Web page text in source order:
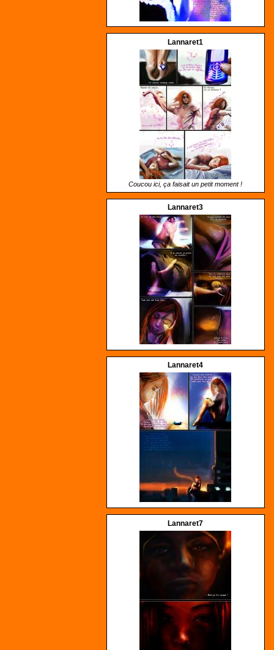
Lannaret1
Coucou ici, ça faisait un petit moment !
Lannaret3
Lannaret4
Lannaret7